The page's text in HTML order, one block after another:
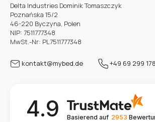
Delta Industries Dominik Tomaszczyk
Poznańska 15/2
46-220 Byczyna, Polen
NIP: 7511777348
MwSt.-Nr: PL7511777348
kontakt@mybed.de +49 69 299
4.9 Basierend auf 2953